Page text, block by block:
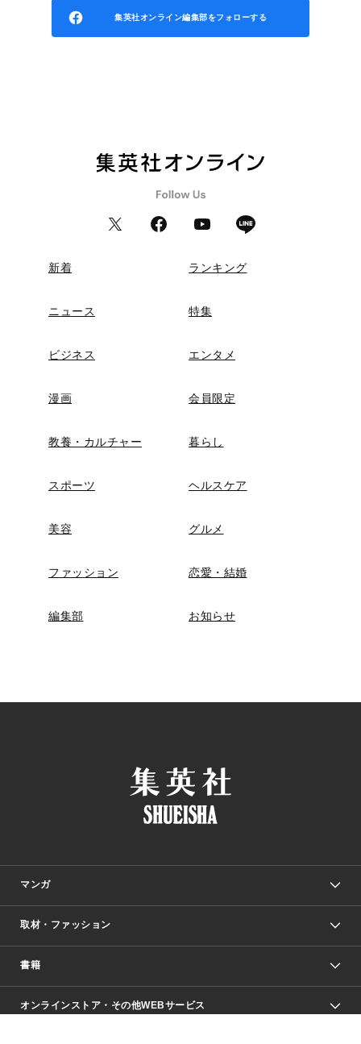
集英社オンライン編集部をフォローする
新着 ランキング
ニュース 特集
ビジネス エンタメ
漫画 会員限定
教養・カルチャー 暮らし
スポーツ ヘルスケア
美容 グルメ
ファッション 恋愛・結婚
編集部 お知らせ
マンガ
少年マンガ
週刊ヤングジャンプ
少女マンガ
取材・ファッション
Seventeen
芸能・情報・スポーツ
書籍
文芸・文庫・総合
オンラインストア・その他WEBサービス